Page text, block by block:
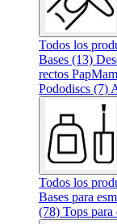
Todos los
Bases (13)
rectos
Pododiscs (7)
Todos los
Bases para
(78) Tops para